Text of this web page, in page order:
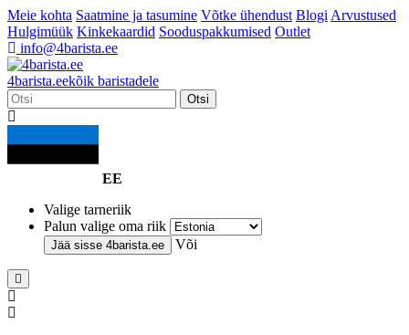
Meie kohta Saatmine ja tasumine Võtke ühendust Blogi Arvustused
Hulgimüük Kinkekaardid Sooduspakkumised Outlet
info@4barista.ee
4barista.eekõik baristadele
Otsi
EE
Valige tarneriik
Palun valige oma riik
Jää sisse 4barista.ee Või